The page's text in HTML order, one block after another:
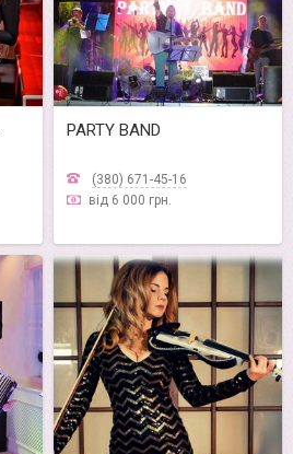
PARTY BAND
(380) 671-45-16
від 6 000 грн.